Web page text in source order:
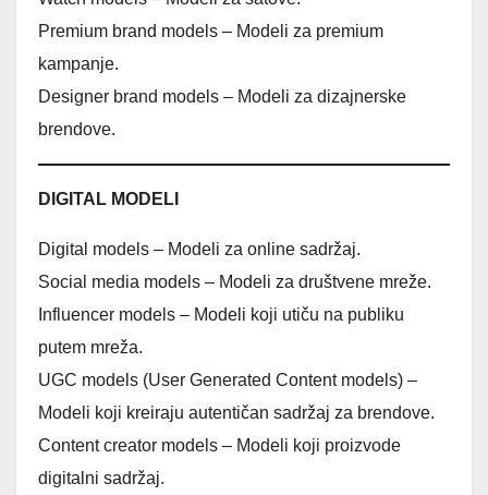
Premium brand models – Modeli za premium
kampanje.
Designer brand models – Modeli za dizajnerske
brendove.
DIGITAL MODELI
Digital models – Modeli za online sadržaj.
Social media models – Modeli za društvene mreže.
Influencer models – Modeli koji utiču na publiku
putem mreža.
UGC models (User Generated Content models) –
Modeli koji kreiraju autentičan sadržaj za brendove.
Content creator models – Modeli koji proizvode
digitalni sadržaj.